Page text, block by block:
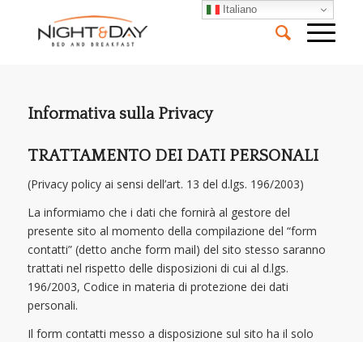
Informativa sulla Privacy
TRATTAMENTO DEI DATI PERSONALI
(Privacy policy ai sensi dell’art. 13 del d.lgs. 196/2003)
La informiamo che i dati che fornirà al gestore del
presente sito al momento della compilazione del “form
contatti” (detto anche form mail) del sito stesso saranno
trattati nel rispetto delle disposizioni di cui al d.lgs.
196/2003, Codice in materia di protezione dei dati
personali.
Il form contatti messo a disposizione sul sito ha il solo
Italiano